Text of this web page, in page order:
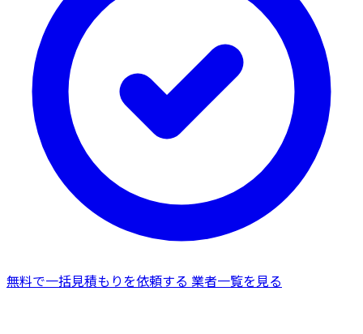
無料で一括見積もりを依頼する 業者一覧を見る